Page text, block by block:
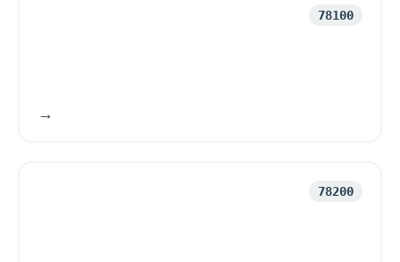
78100
78200